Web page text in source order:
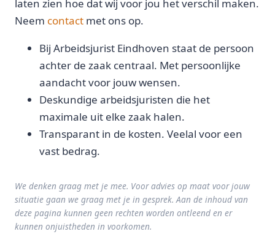
laten zien hoe dat wij voor jou het verschil maken.
Neem contact met ons op.
Bij Arbeidsjurist Eindhoven staat de persoon
achter de zaak centraal. Met persoonlijke
aandacht voor jouw wensen.
Deskundige arbeidsjuristen die het
maximale uit elke zaak halen.
Transparant in de kosten. Veelal voor een
vast bedrag.
We denken graag met je mee. Voor advies op maat voor jouw
situatie gaan we graag met je in gesprek. Aan de inhoud van
deze pagina kunnen geen rechten worden ontleend en er
kunnen onjuistheden in voorkomen.